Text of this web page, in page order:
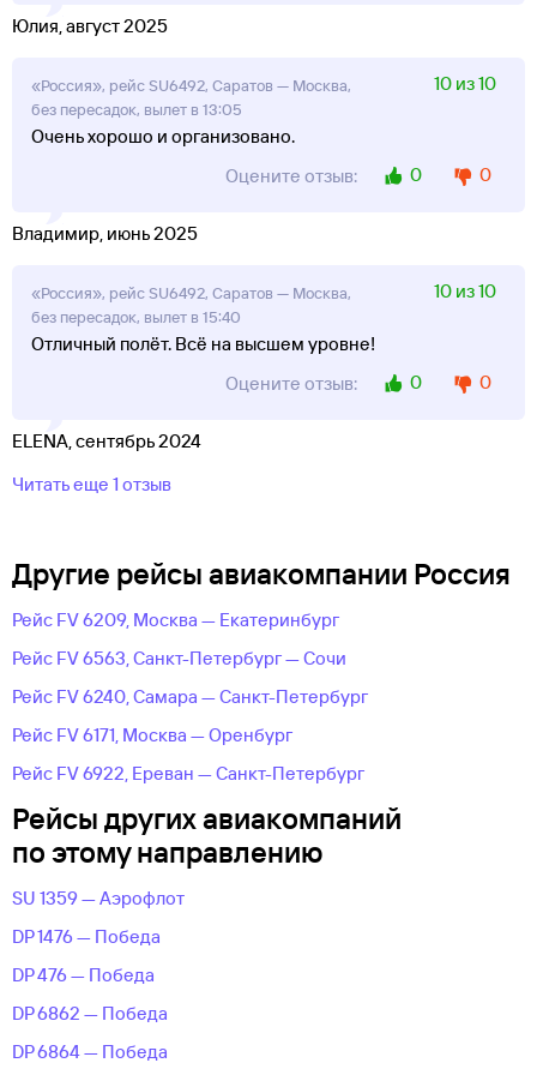
Юлия, август 2025
«Россия», рейс SU6492, Саратов — Москва,
без пересадок, вылет в 13:05
10 из 10
Очень хорошо и организовано.
Оцените отзыв:
0 0
Владимир, июнь 2025
«Россия», рейс SU6492, Саратов — Москва,
без пересадок, вылет в 15:40
10 из 10
Отличный полёт. Всё на высшем уровне!
Оцените отзыв:
0 0
ELENA, сентябрь 2024
Читать еще 1 отзыв
Другие рейсы авиакомпании Россия
Рейс FV 6209, Москва — Екатеринбург
Рейс FV 6563, Санкт-Петербург — Сочи
Рейс FV 6240, Самара — Санкт-Петербург
Рейс FV 6171, Москва — Оренбург
Рейс FV 6922, Ереван — Санкт-Петербург
Рейсы других авиакомпаний
по этому направлению
SU 1359 — Аэрофлот
DP 1476 — Победа
DP 476 — Победа
DP 6862 — Победа
DP 6864 — Победа